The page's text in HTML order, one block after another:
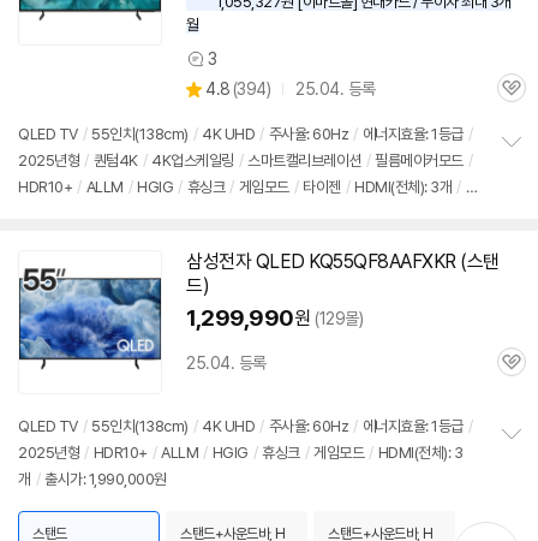
월
상
품
견
3
별
점
4.8 (상
리
뷰
394) 25.04. 등록
관
QLED TV / 55인치 (138cm) / 4K UHD / 주사율: 60Hz / 에너지효율: 1등급 /
2025년형 / 퀀텀4K / 4K업스케일링 / 스마트캘리브레이션 / 필름메이커모드 /
HDR10+ / ALLM / HGIG / 휴싱크 / 게임모드 / 타이젠 / HDMI(전체): 3개 / 출
삼성전자 QLED KQ55QF8AAFXKR (스탠
드)
1,299,990원 (129몰)
25.04. 등록
관
QLED TV / 55인치 (138cm) / 4K UHD / 주사율: 60Hz / 에너지효율: 1등급 /
2025년형 / HDR10+ / ALLM / HGIG / 휴싱크 / 게임모드 / HDMI(전체): 3
개 / 출시가: 1,990,000원
스탠드
스탠드+사운드바, H
스탠드+사운드바, H